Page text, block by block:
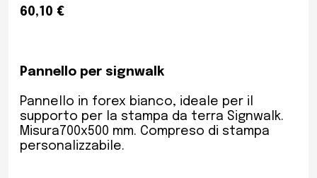
60,10 €
Pannello per signwalk
Pannello in forex bianco, ideale per il
supporto per la stampa da terra Signwalk.
Misura700x500 mm. Compreso di stampa
personalizzabile.